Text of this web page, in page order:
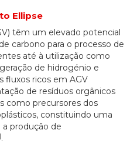
Ellipse
têm um elevado potencial
carbono para o processo de
até à utilização como
de hidrogénio e
fluxos ricos em AGV
de resíduos orgânicos
como precursores dos
constituindo uma
a produção de
.